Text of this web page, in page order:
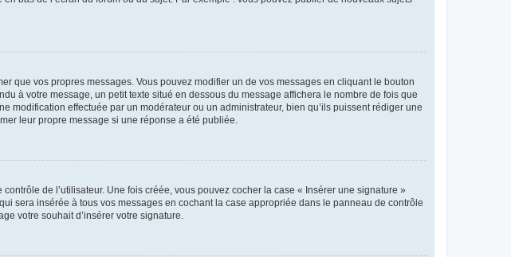
que vos propres messages. Vous pouvez modifier un de vos messages en cliquant le bouton
à votre message, un petit texte situé en dessous du message affichera le nombre de fois que
modification effectuée par un modérateur ou un administrateur, bien qu’ils puissent rédiger une
leur propre message si une réponse a été publiée.
de l’utilisateur. Une fois créée, vous pouvez cocher la case « Insérer une signature »
sera insérée à tous vos messages en cochant la case appropriée dans le panneau de contrôle
votre souhait d’insérer votre signature.